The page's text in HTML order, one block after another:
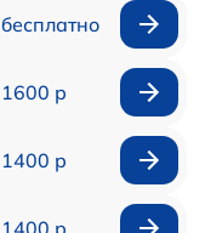
бесплатно
1600 р
1400 р